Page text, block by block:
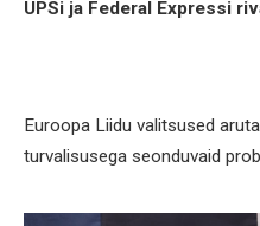
UPSi ja Federal Expressi
Euroopa Liidu valitsused
turvalisusega seonduvaid